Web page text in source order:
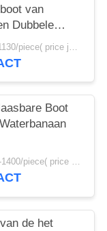
van
Dubbele
USD920-1130/piece( price just for reference, detailed prices need to be confirmed) MOQ:1PC
Boot
USD1100-1400/piece( price just for reference, detailed prices need to be confirmed) MOQ:1PC
de het